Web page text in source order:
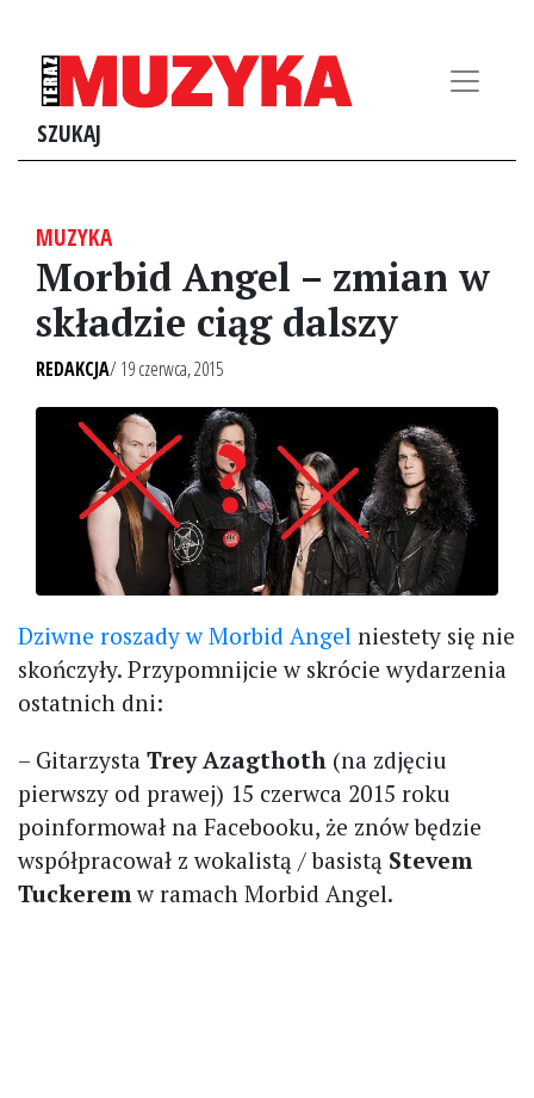
SZUKAJ
MUZYKA
Morbid Angel – zmian w
składzie ciąg dalszy
REDAKCJA/ 19 czerwca, 2015
Dziwne roszady w Morbid Angel niestety się nie
skończyły. Przypomnijcie w skrócie wydarzenia
ostatnich dni:
– Gitarzysta Trey Azagthoth (na zdjęciu
pierwszy od prawej) 15 czerwca 2015 roku
poinformował na Facebooku, że znów będzie
współpracował z wokalistą / basistą Stevem
Tuckerem w ramach Morbid Angel.